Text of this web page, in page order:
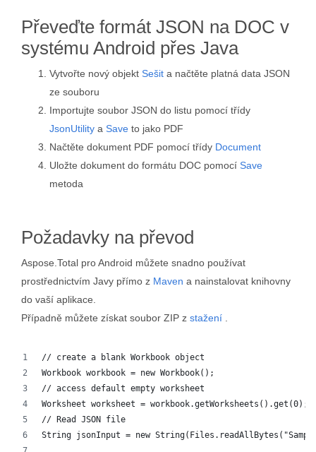
Převeďte formát JSON na DOC v
systému Android přes Java
Vytvořte nový objekt Sešit a načtěte platná data JSON
ze souboru
Importujte soubor JSON do listu pomocí třídy
JsonUtility a Save to jako PDF
Načtěte dokument PDF pomocí třídy Document
Uložte dokument do formátu DOC pomocí Save
metoda
Požadavky na převod
Aspose.Total pro Android můžete snadno používat
prostřednictvím Javy přímo z Maven a nainstalovat knihovny
do vaší aplikace.
Případně můžete získat soubor ZIP z stažení
// create a blank Workbook object
Workbook workbook = new Workbook();
// access default empty worksheet
Worksheet worksheet = workbook.getWorksheets().get(0);
// Read JSON file
String jsonInput = new